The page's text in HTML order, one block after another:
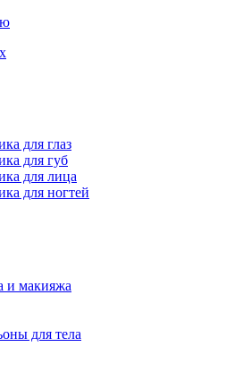
для глаз
для губ
для лица
для ногтей
и макияжа
для тела